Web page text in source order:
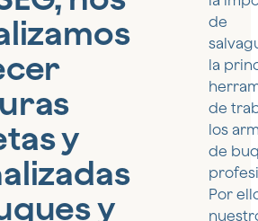
y
y
de
la
de
los
de
Por